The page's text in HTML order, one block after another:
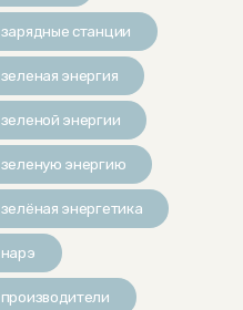
зарядные станции
зеленая энергия
зеленой энергии
зеленую энергию
зелёная энергетика
нарэ
производители